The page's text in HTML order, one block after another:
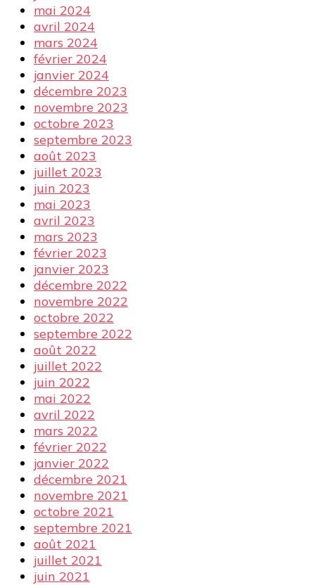
mai 2024
avril 2024
mars 2024
février 2024
janvier 2024
décembre 2023
novembre 2023
octobre 2023
septembre 2023
août 2023
juillet 2023
juin 2023
mai 2023
avril 2023
mars 2023
février 2023
janvier 2023
décembre 2022
novembre 2022
octobre 2022
septembre 2022
août 2022
juillet 2022
juin 2022
mai 2022
avril 2022
mars 2022
février 2022
janvier 2022
décembre 2021
novembre 2021
octobre 2021
septembre 2021
août 2021
juillet 2021
juin 2021